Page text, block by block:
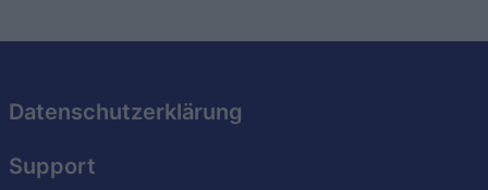
Datenschutzerklärung
Support